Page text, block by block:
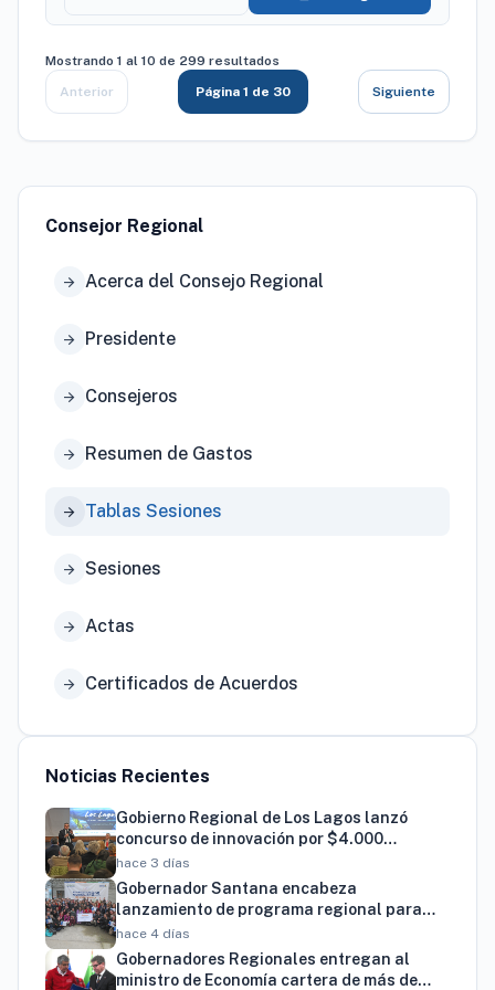
Consejor Regional
arrow_forward Acerca del Consejo Regional
arrow_forward Presidente
arrow_forward Consejeros
arrow_forward Resumen de Gastos
arrow_forward Tablas Sesiones
arrow_forward Sesiones
arrow_forward Actas
arrow_forward Certificados de Acuerdos
Noticias Recientes
Gobierno Regional de Los Lagos lanzó
concurso de innovación por $4.000
millones para resolver brechas productivas
del territorio
hace 3 días
Gobernador Santana encabeza
lanzamiento de programa regional para
familias vinculadas al autismo
hace 4 días
Gobernadores Regionales entregan al
ministro de Economía cartera de más de
Mostrando 1 al 10 de 299 resultados
Anterior
Página 1 de 30 Siguiente